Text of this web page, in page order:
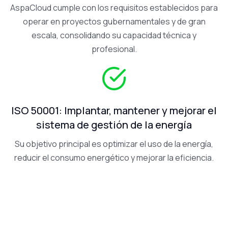
AspaCloud cumple con los requisitos establecidos para
operar en proyectos gubernamentales y de gran
escala, consolidando su capacidad técnica y
profesional.
ISO 50001: Implantar, mantener y mejorar el
sistema de gestión de la energía
Su objetivo principal es optimizar el uso de la energía,
reducir el consumo energético y mejorar la eficiencia.